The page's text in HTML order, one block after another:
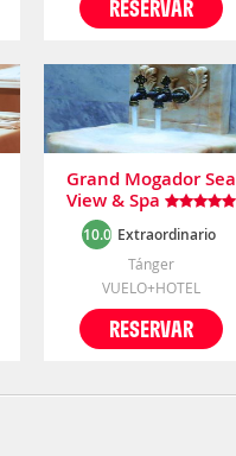
RESERVAR
Grand Mogador Sea
View & Spa
10.0 Extraordinario
Tánger
VUELO+HOTEL
RESERVAR